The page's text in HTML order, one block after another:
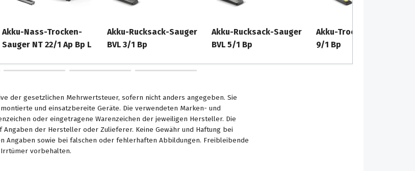
Akku-Nass-Trocken-
Sauger NT 22/1 Ap Bp L
Akku-Rucksack-Sauger
BVL 3/1 Bp
Akku-Rucksack-Sauger
BVL 5/1 Bp
Akku-Trocken-Sauger T
9/1 Bp
der gesetzlichen Mehrwertsteuer, sofern nicht anders angegeben. Sie
und einsatzbereite Geräte. Die verwendeten Marken- und
oder eingetragene Warenzeichen der jeweiligen Hersteller. Die
Angaben der Hersteller oder Zulieferer. Keine Gewähr und Haftung bei
sowie bei falschen oder fehlerhaften Abbildungen. Freibleibende
vorbehalten.